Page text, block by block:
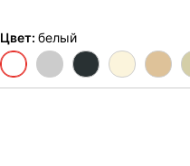
Цвет: белый